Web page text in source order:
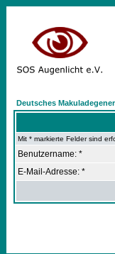
Deutsches
Mit * markierte Felder sind
Benutzername: *
E-Mail-Adresse: *